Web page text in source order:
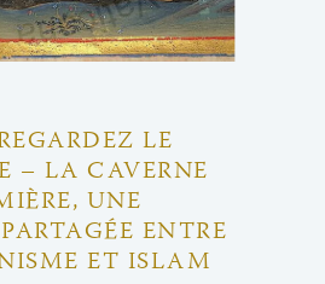
LE
– LA CAVERNE
UNE
ENTRE
ET ISLAM